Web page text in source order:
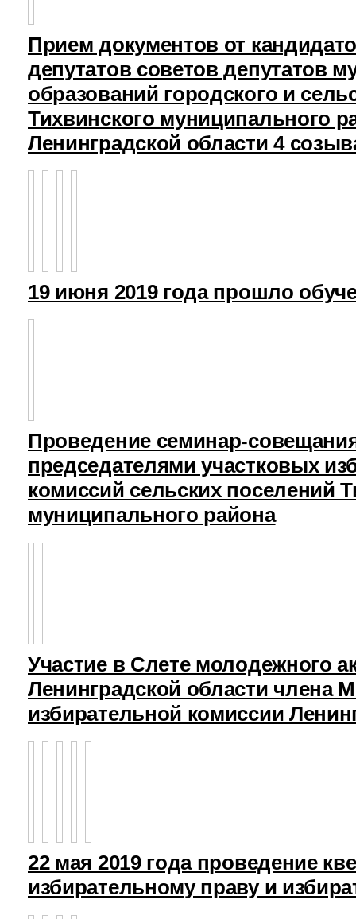
Прием документов от
депутатов советов депутатов
образований городского и
Тихвинского муниципального
Ленинградской области 4
19 июня 2019 года прошло
Проведение семинар-
председателями участковых
комиссий сельских поселений
муниципального района
Участие в Слете молодежного
Ленинградской области члена
избирательной комиссии
22 мая 2019 года проведение
избирательному праву и